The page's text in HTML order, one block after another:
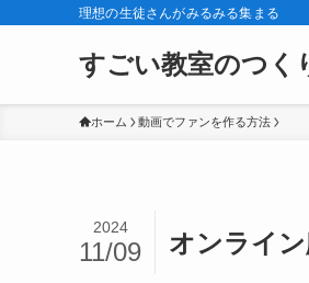
理想の生徒さんがみるみる集まる
すごい教室のつく
ホーム 動画でファンを作る方法
オンライ
2024
11/09